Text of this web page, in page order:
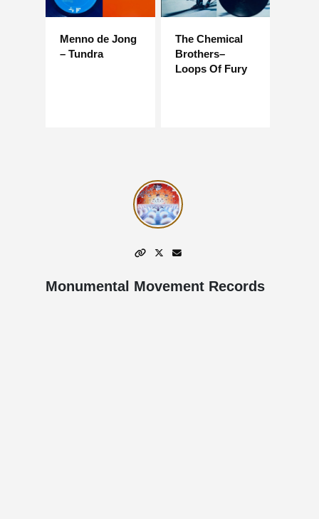
Menno de Jong
– Tundra
The Chemical
Brothers–
Loops Of Fury
Monumental Movement Records